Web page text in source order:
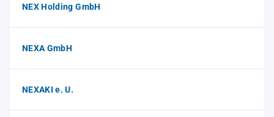
NEX Holding GmbH
NEXA GmbH
NEXAKI e. U.